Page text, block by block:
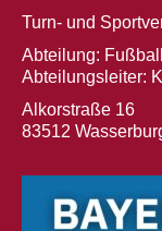
Turn- und
Abteilung: Fußball
Abteilungsleiter:
Alkorstraße 16
83512